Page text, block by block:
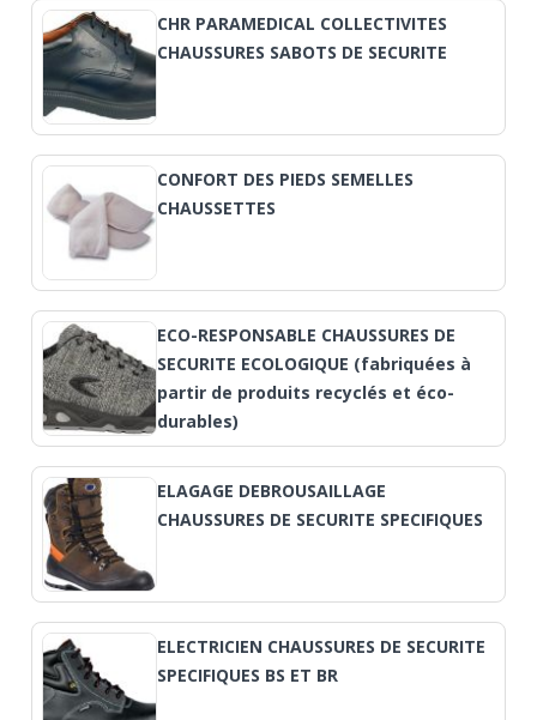
CHR PARAMEDICAL COLLECTIVITES
CHAUSSURES SABOTS DE SECURITE
CONFORT DES PIEDS SEMELLES
CHAUSSETTES
ECO-RESPONSABLE CHAUSSURES DE
SECURITE ECOLOGIQUE (fabriquées à
partir de produits recyclés et éco-
durables)
ELAGAGE DEBROUSAILLAGE
CHAUSSURES DE SECURITE SPECIFIQUES
ELECTRICIEN CHAUSSURES DE SECURITE
SPECIFIQUES BS ET BR